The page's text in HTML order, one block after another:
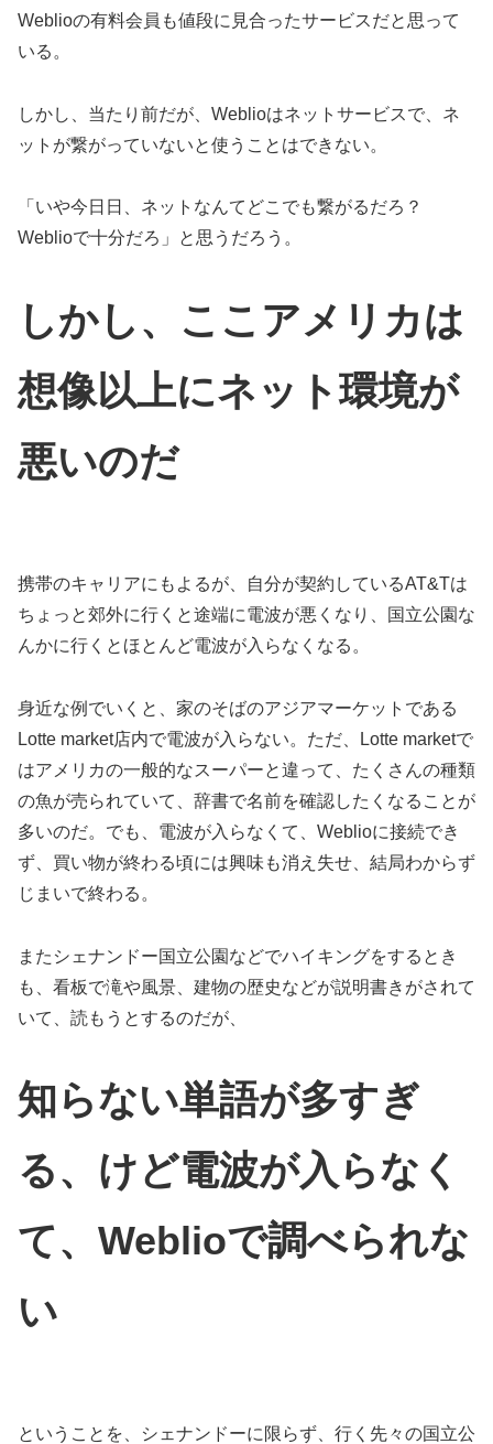
Weblioの有料会員も値段に見合ったサービスだと思って
いる。
しかし、当たり前だが、Weblioはネットサービスで、ネ
ットが繋がっていないと使うことはできない。
「いや今日日、ネットなんてどこでも繋がるだろ？
Weblioで十分だろ」と思うだろう。
しかし、ここアメリカは
想像以上にネット環境が
悪いのだ
携帯のキャリアにもよるが、自分が契約しているAT&Tは
ちょっと郊外に行くと途端に電波が悪くなり、国立公園な
んかに行くとほとんど電波が入らなくなる。
身近な例でいくと、家のそばのアジアマーケットである
Lotte market店内で電波が入らない。ただ、Lotte marketで
はアメリカの一般的なスーパーと違って、たくさんの種類
の魚が売られていて、辞書で名前を確認したくなることが
多いのだ。でも、電波が入らなくて、Weblioに接続でき
ず、買い物が終わる頃には興味も消え失せ、結局わからず
じまいで終わる。
またシェナンドー国立公園などでハイキングをするとき
も、看板で滝や風景、建物の歴史などが説明書きがされて
いて、読もうとするのだが、
知らない単語が多すぎ
る、けど電波が入らなく
て、Weblioで調べられな
い
ということを、シェナンドーに限らず、行く先々の国立公